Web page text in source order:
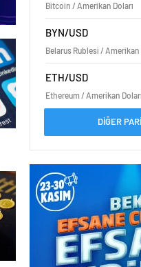
Bitcoin / Amerikan Doları
BYN/USD
Belarus Rublesi /
ETH/USD
Ethereum / Amerikan Doları
DİĞER